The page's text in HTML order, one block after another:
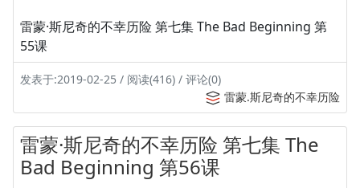
雷蒙·斯尼奇的不幸历险 第七集 The Bad Beginning 第
55课
发表于:2019-02-25 / 阅读(416) / 评论(0)
雷蒙.斯尼奇的不幸历险
雷蒙·斯尼奇的不幸历险 第七集 The
Bad Beginning 第56课